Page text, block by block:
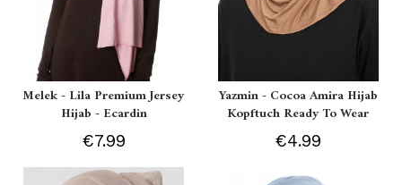
Melek - Lila Premium Jersey
Hijab - Ecardin
€7.99
Yazmin - Cocoa Amira Hijab
Kopftuch Ready To Wear
€4.99